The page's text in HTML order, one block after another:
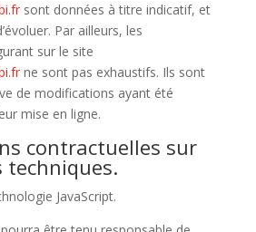
sont données à titre indicatif, et
Par ailleurs, les
sur le site
ne sont pas exhaustifs. Ils sont
de modifications ayant été
mise en ligne.
contractuelles sur
techniques.
JavaScript.